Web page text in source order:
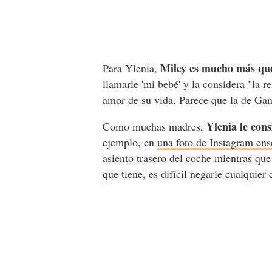
Para Ylenia,Miley es mucho más
llamarle 'mi bebé' y la considera "la
amor de su vida. Parece que la de
Como muchas madres,Ylenia le
ejemplo, enuna foto de Instagram
asiento trasero del coche mientras
que tiene, es difícil negarle cualquier